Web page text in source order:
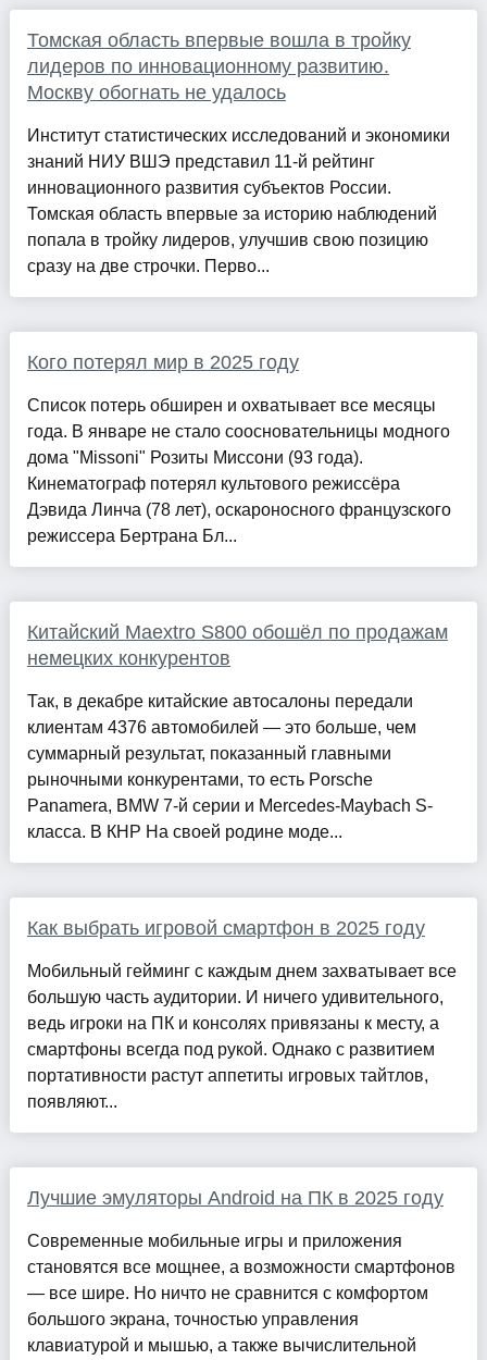
Томская область впервые вошла в тройку
лидеров по инновационному развитию.
Москву обогнать не удалось
Институт статистических исследований и экономики
знаний НИУ ВШЭ представил 11-й рейтинг
инновационного развития субъектов России.
Томская область впервые за историю наблюдений
попала в тройку лидеров, улучшив свою позицию
сразу на две строчки. Перво...
Кого потерял мир в 2025 году
Список потерь обширен и охватывает все месяцы
года. В январе не стало соосновательницы модного
дома "Missoni" Розиты Миссони (93 года).
Кинематограф потерял культового режиссёра
Дэвида Линча (78 лет), оскароносного французского
режиссера Бертрана Бл...
Китайский Maextro S800 обошёл по продажам
немецких конкурентов
Так, в декабре китайские автосалоны передали
клиентам 4376 автомобилей — это больше, чем
суммарный результат, показанный главными
рыночными конкурентами, то есть Porsche
Panamera, BMW 7-й серии и Mercedes-Maybach S-
класса. В КНР На своей родине моде...
Как выбрать игровой смартфон в 2025 году
Мобильный гейминг с каждым днем захватывает все
большую часть аудитории. И ничего удивительного,
ведь игроки на ПК и консолях привязаны к месту, а
смартфоны всегда под рукой. Однако с развитием
портативности растут аппетиты игровых тайтлов,
появляют...
Лучшие эмуляторы Android на ПК в 2025 году
Современные мобильные игры и приложения
становятся все мощнее, а возможности смартфонов
— все шире. Но ничто не сравнится с комфортом
большого экрана, точностью управления
клавиатурой и мышью, а также вычислительной